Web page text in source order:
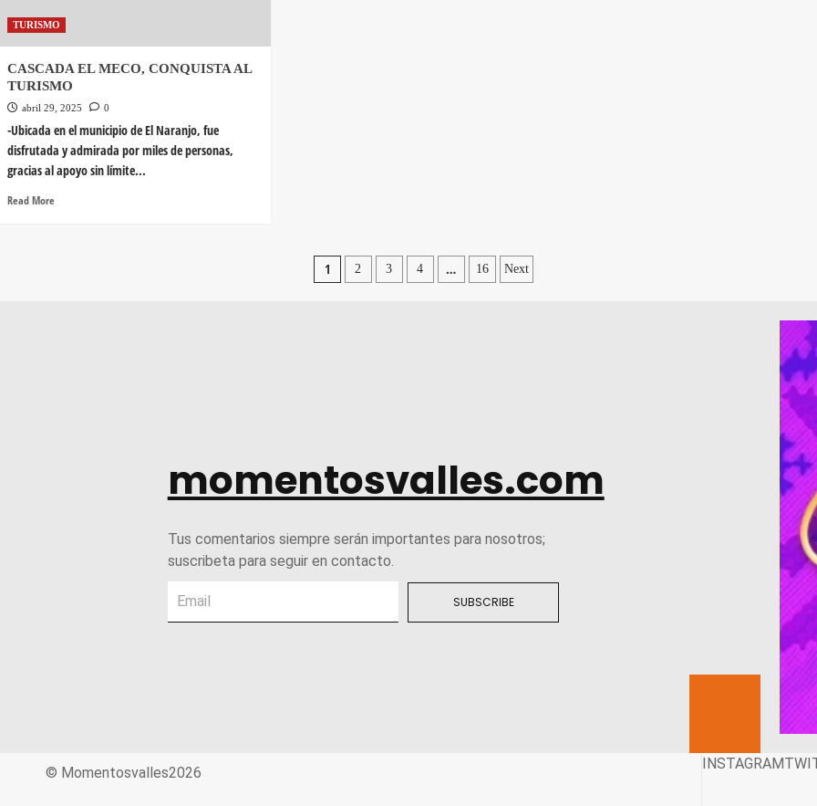
TURISMO
CASCADA EL MECO, CONQUISTA AL
TURISMO
abril 29, 2025 0
-Ubicada en el municipio de El Naranjo, fue
disfrutada y admirada por miles de personas,
gracias al apoyo sin límite...
Read More
1 2 3 4 … 16 Next
momentosvalles.com
Tus comentarios siempre serán importantes para nosotros;
suscribeta para seguir en contacto.
SUBSCRIBE
© Momentosvalles2026
INSTAGRAM